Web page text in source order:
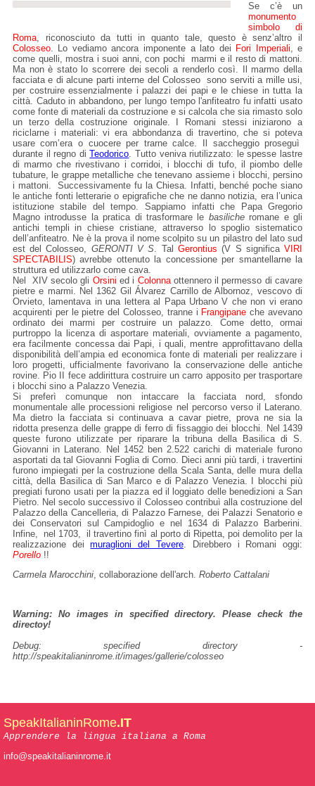
Se c’è un
monumento
simbolo di
Roma, riconosciuto da tutti in quanto tale, questo è senz’altro il
Colosseo. Lo vediamo ancora imponente a lato dei Fori Imperiali, e
come quelli, mostra i suoi anni, con pochi marmi e il resto di mattoni.
Ma non è stato lo scorrere dei secoli a renderlo così. Il marmo della
facciata e di alcune parti interne del Colosseo sono serviti a mille usi,
per costruire essenzialmente i palazzi dei papi e le chiese in tutta la
città. Caduto in abbandono, per lungo tempo l'anfiteatro fu infatti usato
come fonte di materiali da costruzione e si calcola che sia rimasto solo
un terzo della costruzione originale. I Romani stessi iniziarono a
riciclarne i materiali: vi era abbondanza di travertino, che si poteva
usare com’era o cuocere per trarne calce. Il saccheggio proseguì
durante il regno diTeodorico. Tutto veniva riutilizzato: le spesse lastre
di marmo che rivestivano i corridoi, i blocchi di tufo, il piombo delle
tubature, le grappe metalliche che tenevano assieme i blocchi, persino
i mattoni. Successivamente fu la Chiesa. Infatti, benché poche siano
le antiche fonti letterarie o epigrafiche che ne danno notizia, era l’unica
istituzione stabile del tempo. Sappiamo infatti che Papa Gregorio
Magno introdusse la pratica di trasformare le basilicheromane e gli
antichi templi in chiese cristiane, attraverso lo spoglio sistematico
dell’anfiteatro. Ne è la prova il nome scolpito su un pilastro del lato sud
est del Colosseo, GERONTI V S. Tal Gerontius (V S significaVIRI
SPECTABILIS) avrebbe ottenuto la concessione per smantellarne la
struttura ed utilizzarlo come cava.
Nel XIV secolo gli Orsini ed i Colonnaottennero il permesso di cavare
pietre e marmi. Nel 1362 Gil Álvarez Carrillo de Albornoz, vescovo di
Orvieto, lamentava in una lettera al Papa Urbano V che non vi erano
acquirenti per le pietre del Colosseo, tranne i Frangipane che avevano
ordinato dei marmi per costruire un palazzo. Come detto, ormai
purtroppo la licenza di asportare materiali, ovviamente a pagamento,
era facilmente concessa dai Papi, i quali, mentre approfittavano della
disponibilità dell’ampia ed economica fonte di materiali per realizzare i
loro progetti, ufficialmente favorivano la conservazione delle antiche
rovine. Pio II fece addirittura costruire un carro apposito per trasportare
i blocchi sino a Palazzo Venezia.
Si preferì comunque non intaccare la facciata nord, sfondo
monumentale alle processioni religiose nel percorso verso il Laterano.
Ma dietro la facciata si continuava a cavar pietre, prova ne sia la
ridotta presenza delle grappe di ferro di fissaggio dei blocchi. Nel 1439
queste furono utilizzate per riparare la tribuna della Basilica di S.
Giovanni in Laterano. Nel 1452 ben 2.522 carichi di materiale furono
asportati da tal Giovanni Foglia di Como. Dieci anni più tardi, i travertini
furono impiegati per la costruzione della Scala Santa, delle mura della
città, della Basilica di San Marco e di Palazzo Venezia. I blocchi più
pregiati furono usati per la piazza ed il loggiato delle benedizioni a San
Pietro. Nel secolo successivo il Colosseo contribuì alla costruzione del
Palazzo della Cancelleria, di Palazzo Farnese, dei Palazzi Senatorio e
dei Conservatori sul Campidoglio e nel 1634 di Palazzo Barberini.
Infine, nel 1703, il travertino finì al porto di Ripetta, poi demolito per la
realizzazione deimuraglioni del Tevere. Direbbero i Romani oggi:
Porello!!
Carmela Marocchini, collaborazione dell'arch. Roberto Cattalani
Warning: No images in specified directory. Please check the
directoy!
Debug: specified directory -
http://speakitalianinrome.it/images/gallerie/colosseo
SpeakItalianinRome.IT
Apprendere la lingua italiana a Roma
info@speakitalianinrome.it